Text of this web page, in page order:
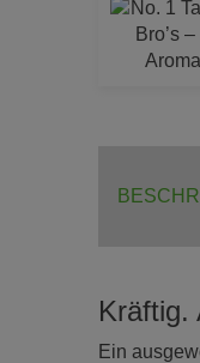
Kräftig.
Ein